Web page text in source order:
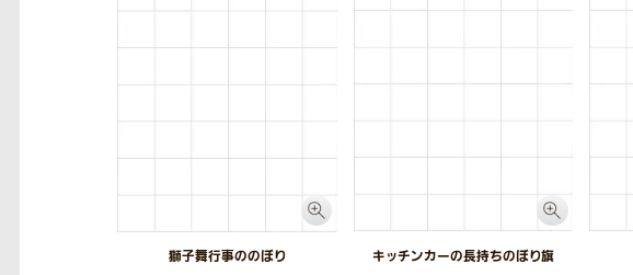
獅子舞行事ののぼり キッチンカーの長持ちのぼり旗